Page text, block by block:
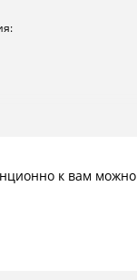
к вам